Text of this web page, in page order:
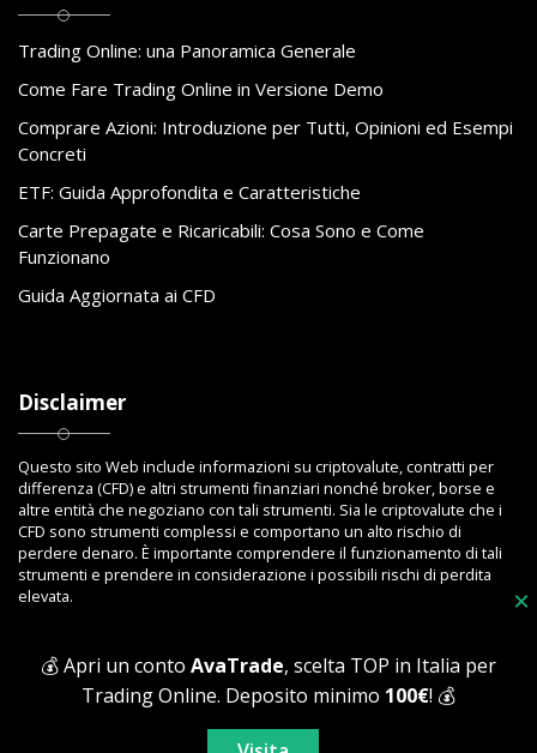
×
💰 Apri un conto AvaTrade, scelta TOP in Italia per
Trading Online. Deposito minimo 100€! 💰
Trading Online: una Panoramica Generale
Come Fare Trading Online in Versione Demo
Comprare Azioni: Introduzione per Tutti, Opinioni ed Esempi
Concreti
ETF: Guida Approfondita e Caratteristiche
Carte Prepagate e Ricaricabili: Cosa Sono e Come
Funzionano
Guida Aggiornata ai CFD
Disclaimer
Questo sito Web include informazioni su criptovalute, contratti per
differenza (CFD) e altri strumenti finanziari nonché broker, borse e
altre entità che negoziano con tali strumenti. Sia le criptovalute che i
CFD sono strumenti complessi e comportano un alto rischio di
perdere denaro. È importante comprendere il funzionamento di tali
strumenti e prendere in considerazione i possibili rischi di perdita
elevata.
Copyright © 2023 Toptrading.org - Edito da ViboBet - Sede legale: Via
Ipponium 8 - 89853 San Gregorio D'Ippona (VV) - P.IVA 03393810795 -